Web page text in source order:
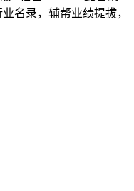
名录，辅帮业绩提拔，